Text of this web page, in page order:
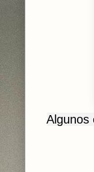
Algunos